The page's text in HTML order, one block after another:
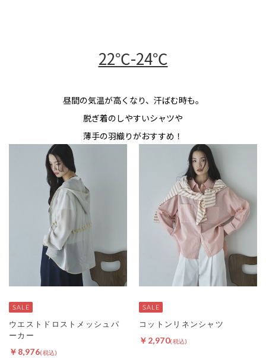
22℃-24℃
昼間の気温が高くなり、汗ばむ時も。
脱ぎ着のしやすいシャツや
薄手の羽織りがおすすめ！
ウエストドロストメッシュパ
ーカー
￥8,976
コットンリネンシャツ
￥2,970